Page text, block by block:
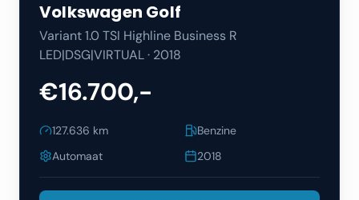
Volkswagen Golf
Variant 1.0 TSI Highline Business R
LED|DSG|VIRTUAL· 2018
€16.700,-
127.636 km
Benzine
Automaat
2018